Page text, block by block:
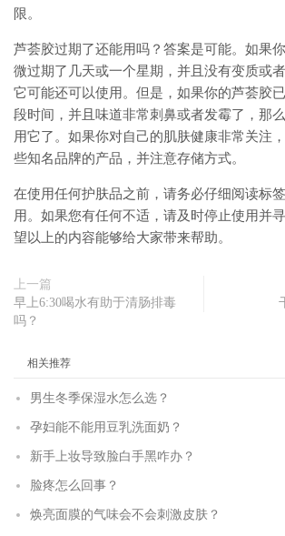
限。
芦荟胶过期了还能用吗？答案是可能。如果
微过期了几天或一个星期，并且没有变质或
它可能还可以使用。但是，如果你的芦荟胶
段时间，并且味道非常刺鼻或者发霉了，那
用它了。如果你对自己的肌肤健康非常关注
些知名品牌的产品，并注意存储方式。
在使用任何护肤品之前，请务必仔细阅读标
用。如果您有任何不适，请及时停止使用并
望以上的内容能够给大家带来帮助。
上一篇
早上6:30喝水有助于清肠排毒
吗？
相关推荐
男生冬季保湿水怎么选？
孕妇能不能用豆乳洗面奶？
新手上妆导致脸白手黑咋办？
脸疼怎么回事？
焕亮面膜的气味会不会刺激皮肤？